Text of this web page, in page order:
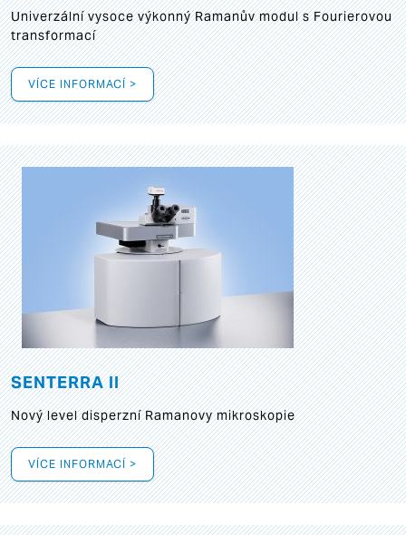
Univerzální vysoce výkonný Ramanův modul s Fourierovou
transformací
VÍCE INFORMACÍ >
SENTERRA II
Nový level disperzní Ramanovy mikroskopie
VÍCE INFORMACÍ >